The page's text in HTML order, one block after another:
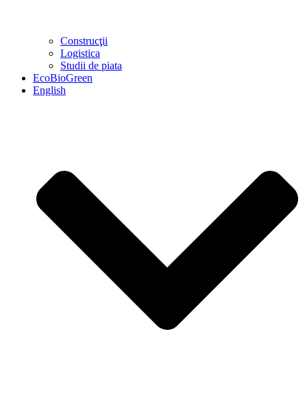
Construcţii
Logistica
Studii de piata
EcoBioGreen
English